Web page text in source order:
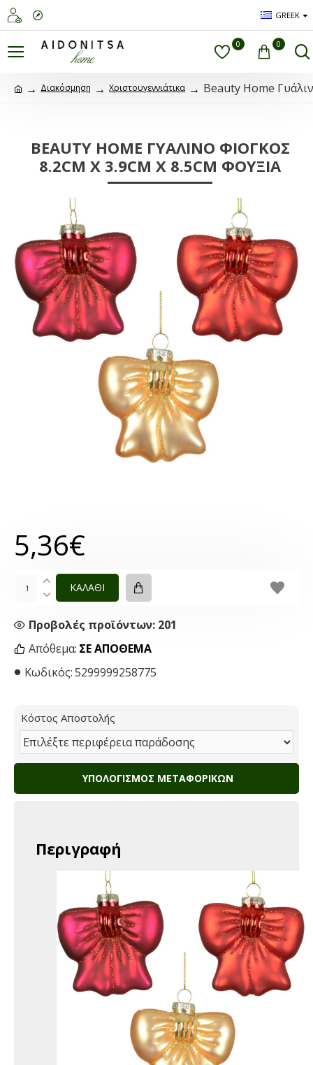
GREEK
0 0
Διακόσμηση Χριστουγεννιάτικα Beauty Home
BEAUTY HOME ΓΥΆΛΙΝΟ ΦΙΌΓΚΟΣ
8.2CM X 3.9CM X 8.5CM ΦΟΥΞΙΑ
Απόθεμα: ΣΕ ΑΠΌΘΕΜΑ
Κωδικός:5299999258775
Προβολές προϊόντων: 201
5,36€
ΚΑΛΑΘΙ
Κόστος Αποστολής
ΥΠΟΛΟΓΙΣΜΌΣ ΜΕΤΑΦΟΡΙΚΏΝ
Περιγραφή